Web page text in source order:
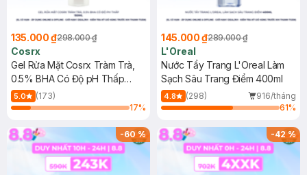
135.000 ₫298.000 ₫
Cosrx
Gel Rửa Mặt Cosrx Tràm Trà,
0.5% BHA Có Độ pH Thấp
150ml
5.0
(173)
17%
145.000 ₫289.000 ₫
L'Oreal
Nước Tẩy Trang L'Oreal Làm
Sạch Sâu Trang Điểm 400ml
4.8 (298)
916/tháng
61%
-60% -42%